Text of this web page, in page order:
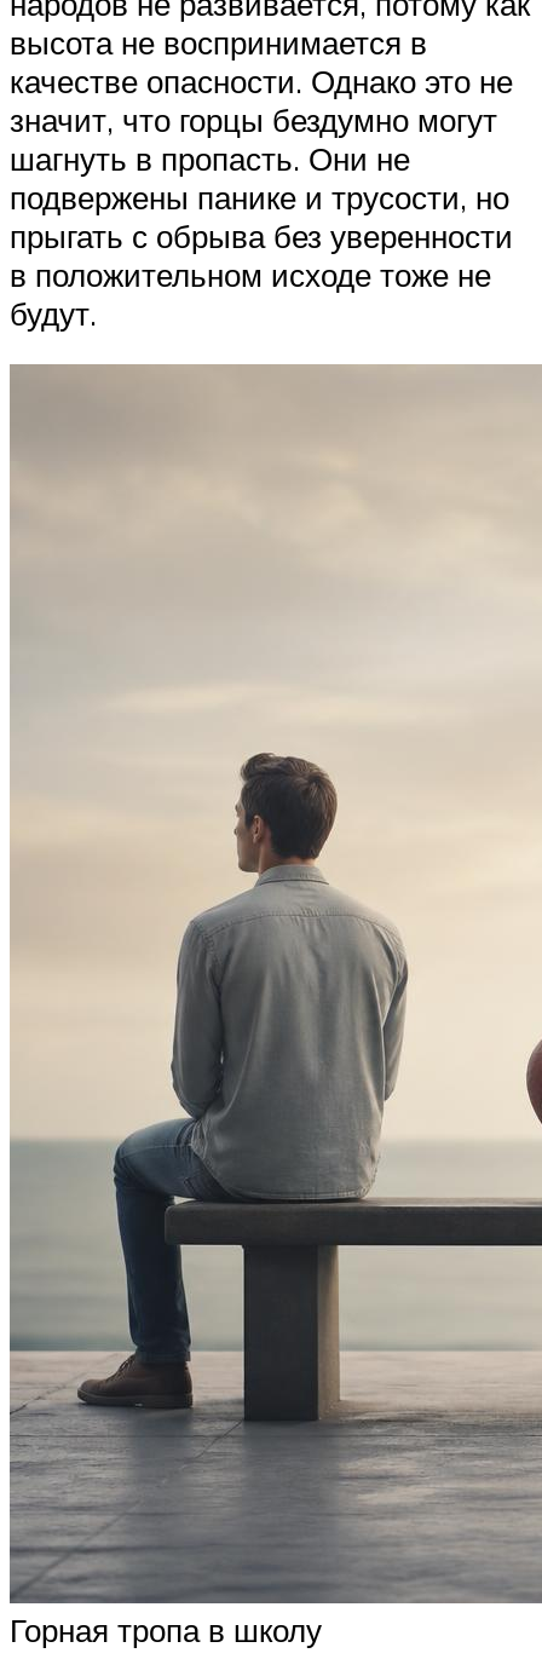
высота не воспринимается в
качестве опасности. Однако это не
значит, что горцы бездумно могут
шагнуть в пропасть. Они не
подвержены панике и трусости, но
прыгать с обрыва без уверенности
в положительном исходе тоже не
будут.
Горная тропа в школу